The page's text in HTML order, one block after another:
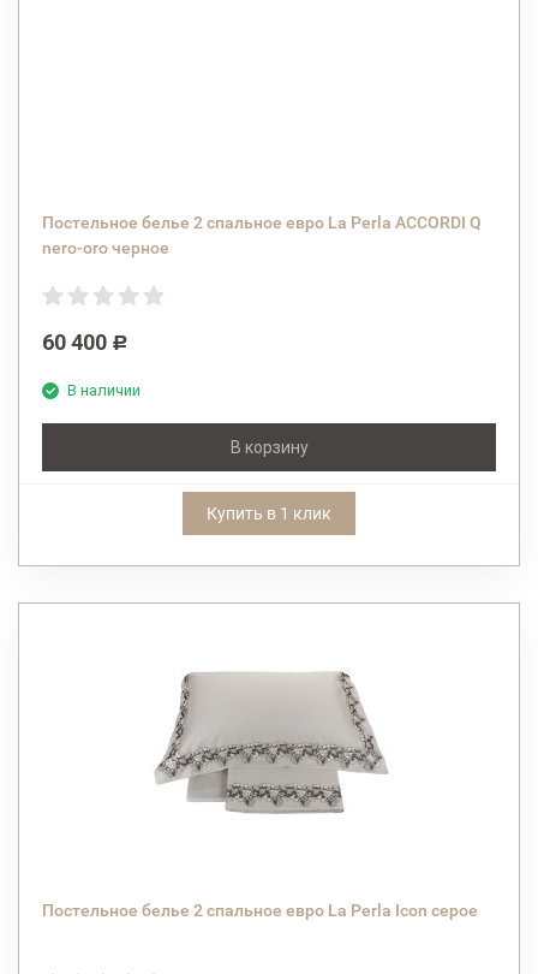
Постельное белье 2 спальное евро La Perla ACCORDI Q
nero-oro черное
60 400 Р
В наличии
В корзину
Купить в 1 клик
Постельное белье 2 спальное евро La Perla Icon серое